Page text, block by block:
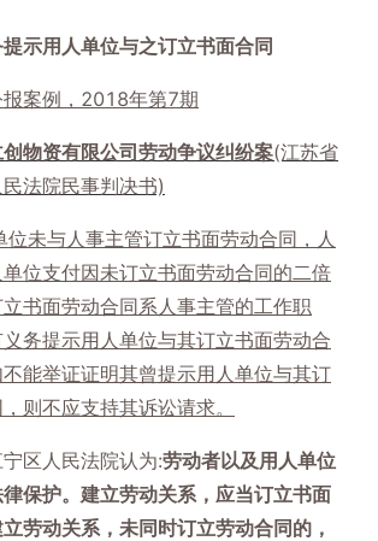
示用人单位与之订立书面合同
案例，2018年第7期
物资有限公司劳动争议纠纷案(江苏省
法院民事判决书)
位未与人事主管订立书面劳动合同，人
位支付因未订立书面劳动合同的二倍
书面劳动合同系人事主管的工作职
务提示用人单位与其订立书面劳动合
能举证证明其曾提示用人单位与其订
则不应支持其诉讼请求。
区人民法院认为:劳动者以及用人单位
保护。建立劳动关系，应当订立书面
劳动关系，未同时订立劳动合同的，